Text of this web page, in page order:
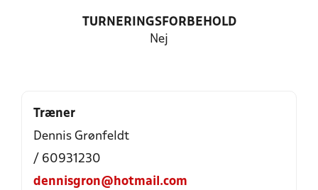
TURNERINGSFORBEHOLD
Nej
Træner
Dennis Grønfeldt
/ 60931230
dennisgron@hotmail.com